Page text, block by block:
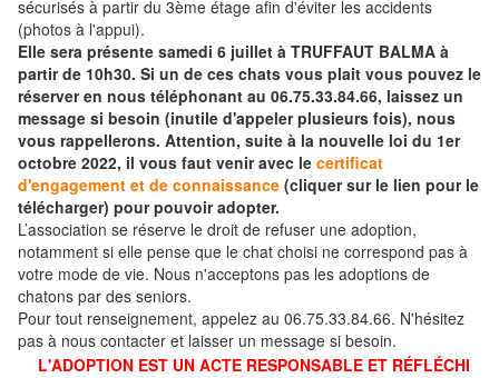
sécurisés à partir du 3ème étage afin d'éviter les accidents
(photos à l'appui).
Elle sera présente samedi 6 juillet à TRUFFAUT BALMA à
partir de 10h30. Si un de ces chats vous plait vous pouvez le
réserver en nous téléphonant au 06.75.33.84.66, laissez un
message si besoin (inutile d'appeler plusieurs fois), nous
vous rappellerons. Attention, suite à la nouvelle loi du 1er
octobre 2022, il vous faut venir avec le certificat
d'engagement et de connaissance (cliquer sur le lien pour le
télécharger) pour pouvoir adopter.
L’association se réserve le droit de refuser une adoption,
notamment si elle pense que le chat choisi ne correspond pas à
votre mode de vie. Nous n'acceptons pas les adoptions de
chatons par des seniors.
Pour tout renseignement, appelez au 06.75.33.84.66. N'hésitez
pas à nous contacter et laisser un message si besoin.
L'ADOPTION EST UN ACTE RESPONSABLE ET RÉFLÉCHI